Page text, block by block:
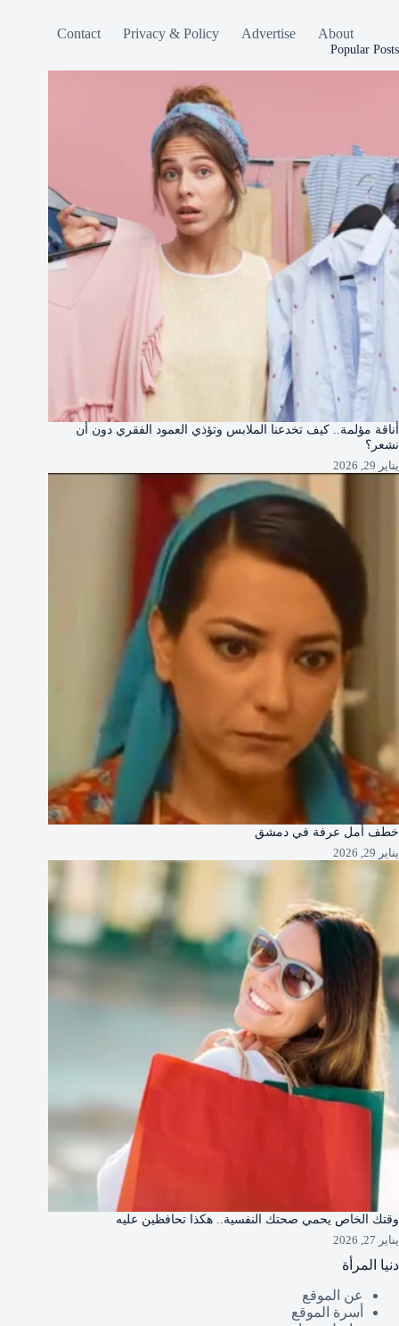
About
Advertise
Privacy & Policy
Contact
Popular Posts
أناقة مؤلمة.. كيف تخدعنا الملابس وتؤذي العمود الفقري دون أن
نشعر؟
يناير 29, 2026
خطف أمل عرفة في دمشق
يناير 29, 2026
وقتك الخاص يحمي صحتك النفسية.. هكذا تحافظين عليه
يناير 27, 2026
دنيا المرأة
عن الموقع
أسرة الموقع